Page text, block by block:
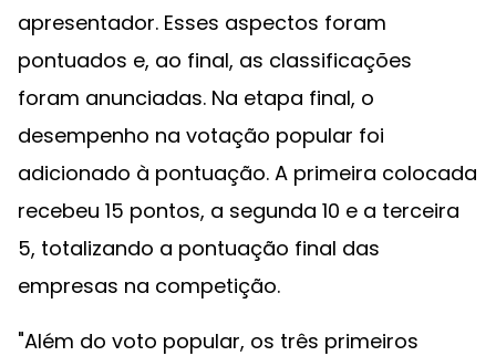
apresentador. Esses aspectos foram
pontuados e, ao final, as classificações
foram anunciadas. Na etapa final, o
desempenho na votação popular foi
adicionado à pontuação. A primeira colocada
recebeu 15 pontos, a segunda 10 e a terceira
5, totalizando a pontuação final das
empresas na competição.
"Além do voto popular, os três primeiros